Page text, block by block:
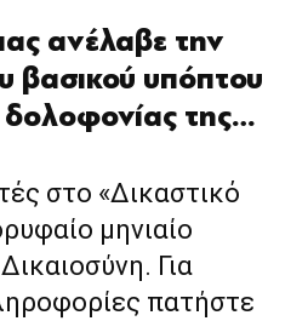
ανέλαβε την
βασικού υπόπτου
της…
στο «Δικαστικό
μηνιαίο
Για
πατήστε